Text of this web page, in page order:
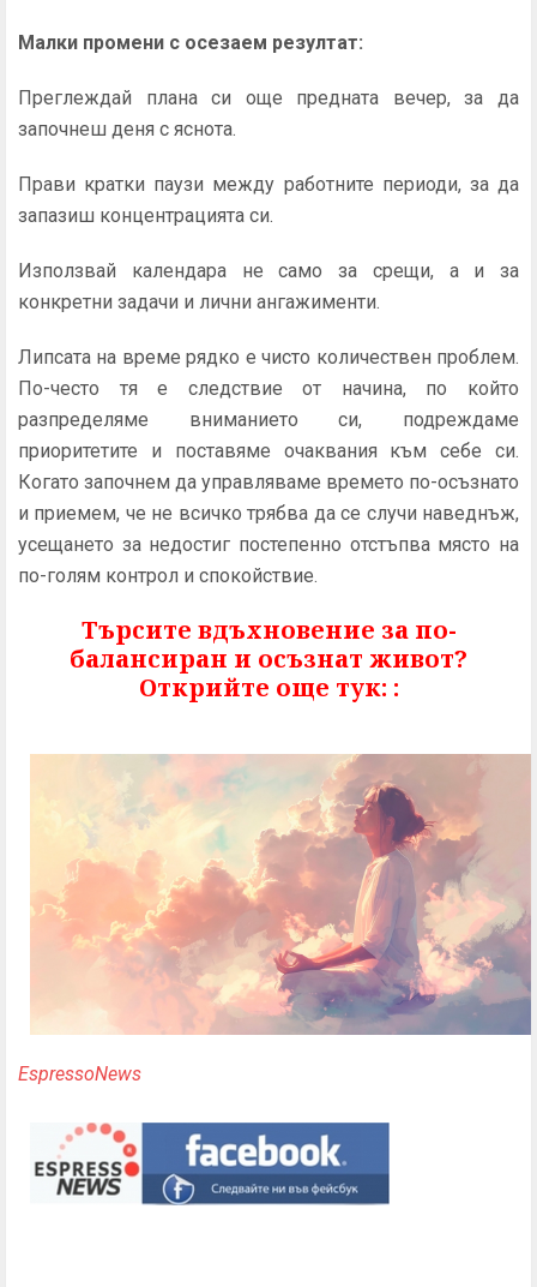
Малки промени с осезаем резултат:
Преглеждай плана си още предната вечер, за да
започнеш деня с яснота.
Прави кратки паузи между работните периоди, за да
запазиш концентрацията си.
Използвай календара не само за срещи, а и за
конкретни задачи и лични ангажименти.
Липсата на време рядко е чисто количествен проблем.
По-често тя е следствие от начина, по който
разпределяме вниманието си, подреждаме
приоритетите и поставяме очаквания към себе си.
Когато започнем да управляваме времето по-осъзнато
и приемем, че не всичко трябва да се случи наведнъж,
усещането за недостиг постепенно отстъпва място на
по-голям контрол и спокойствие.
Търсите вдъхновение за по-
балансиран и осъзнат живот?
Открийте още тук: :
EspressoNews